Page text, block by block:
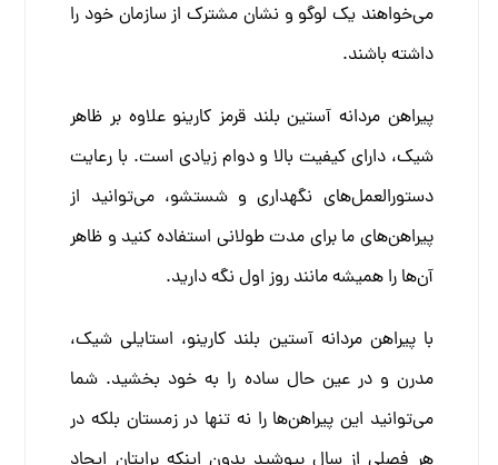
می‌خواهند یک لوگو و نشان مشترک از سازمان خود را
داشته باشند.
پیراهن مردانه آستین بلند قرمز کارینو علاوه بر ظاهر
شیک، دارای کیفیت بالا و دوام زیادی است. با رعایت
دستورالعمل‌های نگهداری و شستشو، می‌توانید از
پیراهن‌های ما برای مدت طولانی استفاده کنید و ظاهر
آن‌ها را همیشه مانند روز اول نگه دارید.
با پیراهن مردانه آستین بلند کارینو، استایلی شیک،
مدرن و در عین حال ساده را به خود بخشید. شما
می‌توانید این پیراهن‌ها را نه تنها در زمستان بلکه در